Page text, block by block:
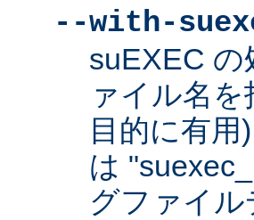
--with-
suEXEC
ァイル名
目的に有
は
グファイ